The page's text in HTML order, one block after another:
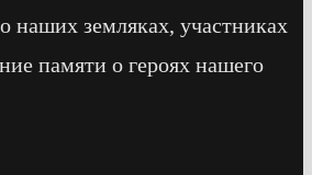
наших земляках, участниках
памяти о героях нашего